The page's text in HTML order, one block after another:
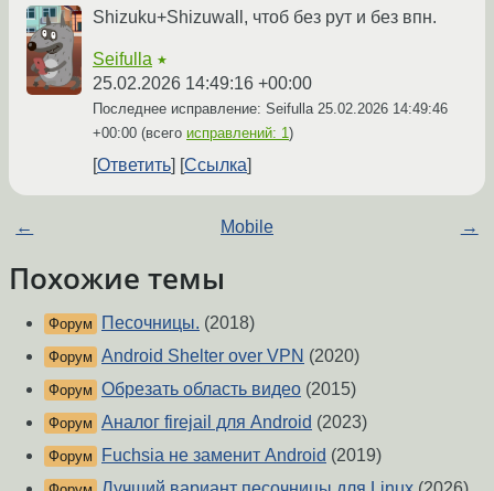
Shizuku+Shizuwall, чтоб без рут и без впн.
Seifulla ★
25.02.2026 14:49:16 +00:00
Последнее исправление: Seifulla 25.02.2026 14:49:46
+00:00 (всего исправлений: 1)
Ответить Ссылка
← Mobile →
Похожие темы
Форум Песочницы. (2018)
Форум Android Shelter over VPN (2020)
Форум Обрезать область видео (2015)
Форум Аналог firejail для Android (2023)
Форум Fuchsia не заменит Android (2019)